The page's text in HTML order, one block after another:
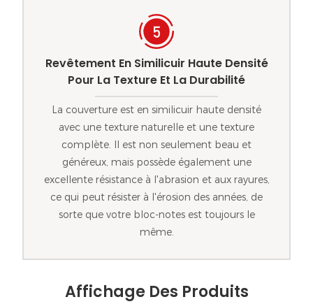
Revêtement En Similicuir Haute Densité
Pour La Texture Et La Durabilité
La couverture est en similicuir haute densité
avec une texture naturelle et une texture
complète. Il est non seulement beau et
généreux, mais possède également une
excellente résistance à l'abrasion et aux rayures,
ce qui peut résister à l'érosion des années, de
sorte que votre bloc-notes est toujours le
même.
Affichage Des Produits